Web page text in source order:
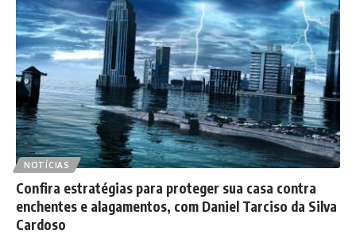
NOTÍCIAS
Confira estratégias para proteger sua casa contra
enchentes e alagamentos, com Daniel Tarciso da Silva
Cardoso